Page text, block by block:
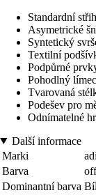
Standardní střih
Asymetrické
Syntetický
Textilní
Podpůrné
Pohodlný límec
Tvarovaná
Podešev pro
Odnímatelné
Další informace
Marki
Barva
Dominantní barva